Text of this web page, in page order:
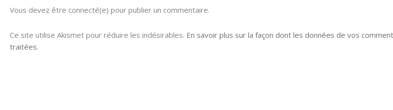
Vous devez être connecté(e) pour publier un commentaire.
Ce site utilise Akismet pour réduire les indésirables. En savoir plus sur la façon dont les données de vos
traitées.